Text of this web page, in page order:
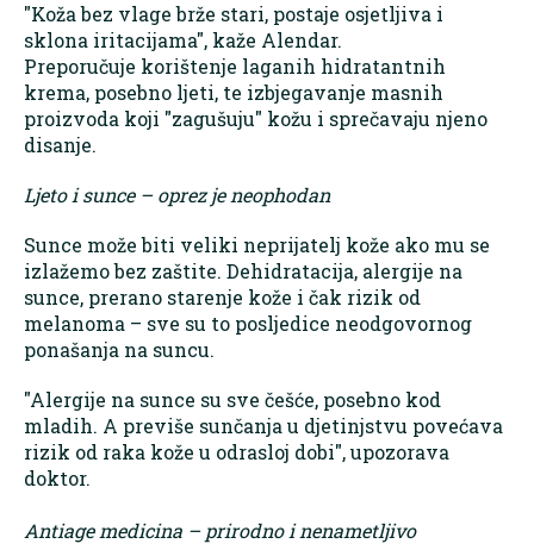
"Koža bez vlage brže stari, postaje osjetljiva i
sklona iritacijama", kaže Alendar.
Preporučuje korištenje laganih hidratantnih
krema, posebno ljeti, te izbjegavanje masnih
proizvoda koji "zagušuju" kožu i sprečavaju njeno
disanje.
Ljeto i sunce – oprez je neophodan
Sunce može biti veliki neprijatelj kože ako mu se
izlažemo bez zaštite. Dehidratacija, alergije na
sunce, prerano starenje kože i čak rizik od
melanoma – sve su to posljedice neodgovornog
ponašanja na suncu.
"Alergije na sunce su sve češće, posebno kod
mladih. A previše sunčanja u djetinjstvu povećava
rizik od raka kože u odrasloj dobi", upozorava
doktor.
Antiage medicina – prirodno i nenametljivo